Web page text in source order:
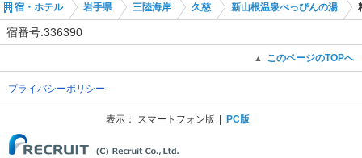
三陸海岸
岩手県
久慈駅
宿・ホテル 岩手県 三陸海岸 久慈 新山根温泉べっぴんの湯
宿番号:336390
▲ このページのTOPへ
プライバシーポリシー
表示： スマートフォン版 PC版